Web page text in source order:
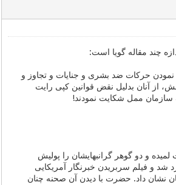
چند مقاله گویا است:
حرکات ضد بشری و جنایات و تجاوز و
از آنان بدلیل نقض قوانین کپی رایت
سازمان ممل شکایت نمودند!
و دو گوهر گرانبهایشان را پولیش
شد و فیلم سربریدن خبرنگار آمریکایی
نشان داد. حضرت با دیدن آن صحنه چنان